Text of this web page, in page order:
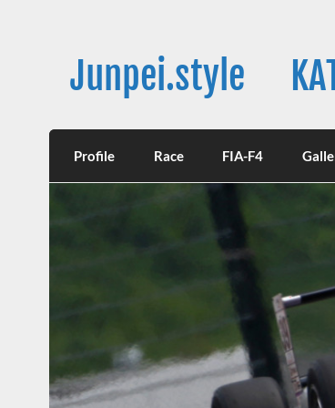
Junpei.style
17歳レーサー 加藤潤平の公
Profile Race FIA-F4